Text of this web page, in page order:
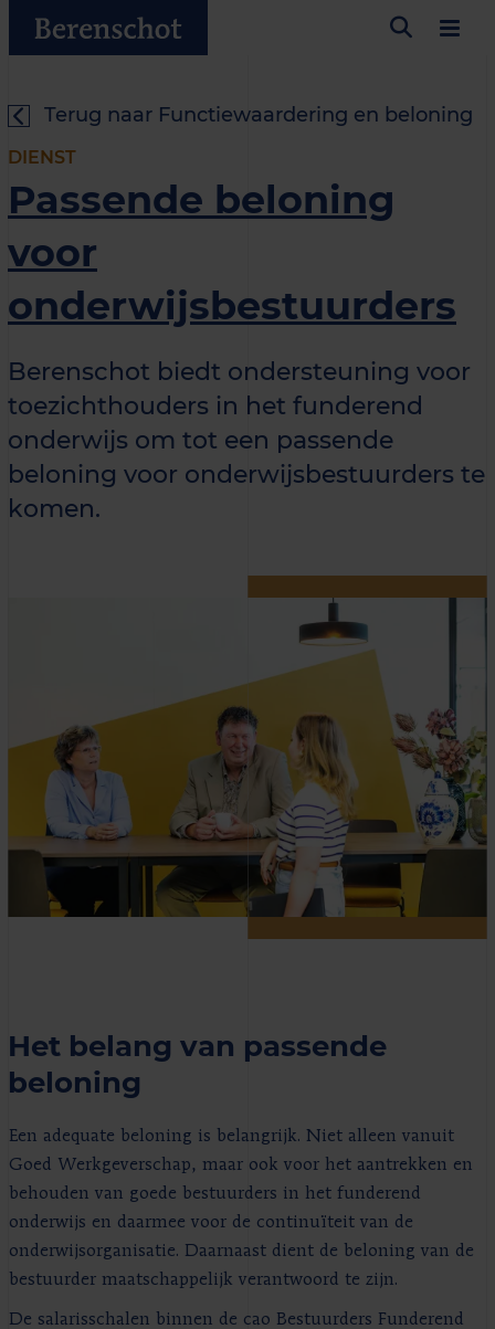
Terug naar Functiewaardering en beloning
DIENST
Passende beloning
voor
onderwijsbestuurders
Berenschot biedt ondersteuning voor
toezichthouders in het funderend
onderwijs om tot een passende
beloning voor onderwijsbestuurders te
komen.
Het belang van passende
beloning
Een adequate beloning is belangrijk. Niet alleen vanuit
Goed Werkgeverschap, maar ook voor het aantrekken en
behouden van goede bestuurders in het funderend
onderwijs en daarmee voor de continuïteit van de
onderwijsorganisatie. Daarnaast dient de beloning van de
bestuurder maatschappelijk verantwoord te zijn.
De salarisschalen binnen de cao Bestuurders Funderend